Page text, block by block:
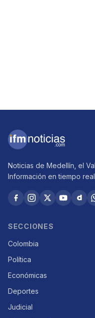
Noticias de Medellín, el
Información en tiempo
SECCIONES
Colombia
Política
Económicas
Deportes
Judicial